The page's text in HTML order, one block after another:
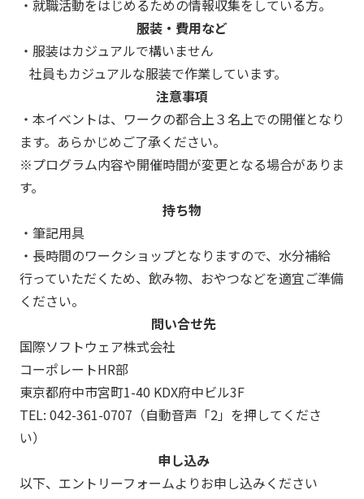
・就職活動をはじめるための情報収集をしている方。
服装・費用など
・服装はカジュアルで構いません
社員もカジュアルな服装で作業しています。
注意事項
・本イベントは、ワークの都合上３名上での開催となり
ます。あらかじめご了承ください。
※プログラム内容や開催時間が変更となる場合がありま
す。
持ち物
・筆記用具
・長時間のワークショップとなりますので、水分補給
行っていただくため、飲み物、おやつなどを適宜ご準備
ください。
問い合せ先
国際ソフトウェア株式会社
コーポレートHR部
東京都府中市宮町1-40 KDX府中ビル3F
TEL: 042-361-0707（自動音声「2」を押してくださ
い）
申し込み
以下、エントリーフォームよりお申し込みください